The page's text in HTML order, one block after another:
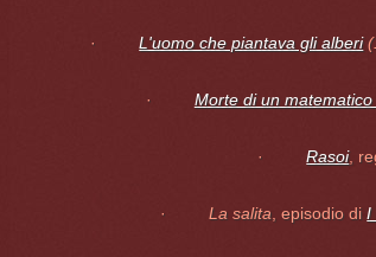
·L'uomo che piantava gli alberi
· Morte di un
·Rasoi,
·La salita , episodio diI